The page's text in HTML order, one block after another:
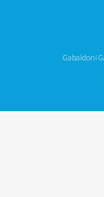
Gabaldoni